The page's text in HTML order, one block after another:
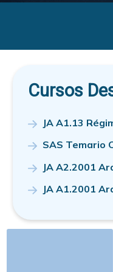
Accede al siguiente
Acceso al artículo
Ver más